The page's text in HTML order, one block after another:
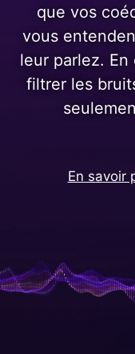
que vos
vous
leur parlez.
filtrer les
En savoir